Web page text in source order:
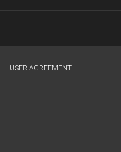
USER AGREEMENT